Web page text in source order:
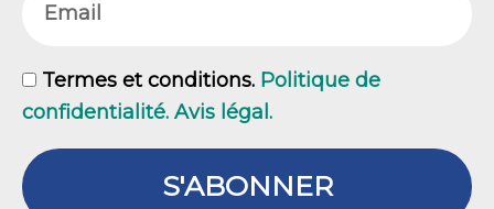
GDPR
Termes et conditions. Politique de
confidentialité. Avis légal.
S'ABONNER